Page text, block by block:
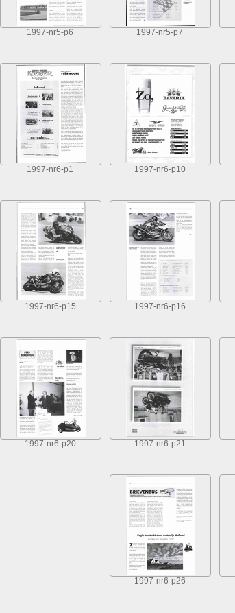
1997-nr5-p6 1997-nr5-p7
1997-nr6-p1 1997-nr6-p10
1997-nr6-p15 1997-nr6-p16
1997-nr6-p20 1997-nr6-p21
1997-nr6-p26